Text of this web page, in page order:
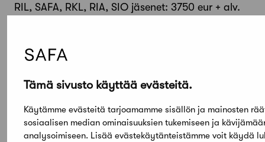
Tämä sivusto käyttää evästeitä.
Käytämme evästeitä tarjoamamme sisällön ja mainosten
sosiaalisen median ominaisuuksien tukemiseen ja
analysoimiseen. Lisää evästekäytänteistämme voit käydä
RIL, SAFA, RKL, RIA, SIO jäsenet: 3750 eur + alv.
Hinnat sisältävät luennot, luentoaineiston sekä
ohjelmaan merkityt ateriat. Hinnat eivät sisällä
majoitusta.